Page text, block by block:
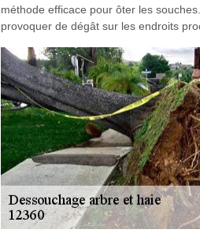
méthode efficace pour ôter les
provoquer de dégât sur les endroits